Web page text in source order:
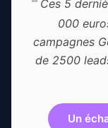
Ces 5
000
campagnes
de 2500
Un